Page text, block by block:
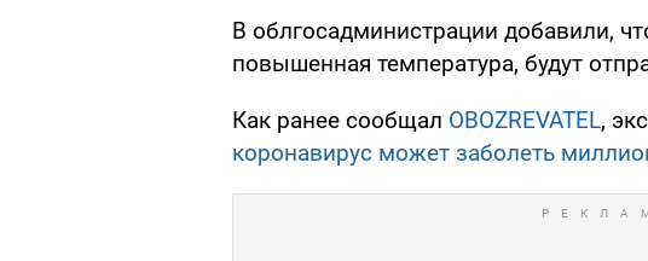
В облгосадминистрации добавили,
повышенная температура, будут
Как ранее сообщал OBOZREVATEL,
коронавирус может заболеть